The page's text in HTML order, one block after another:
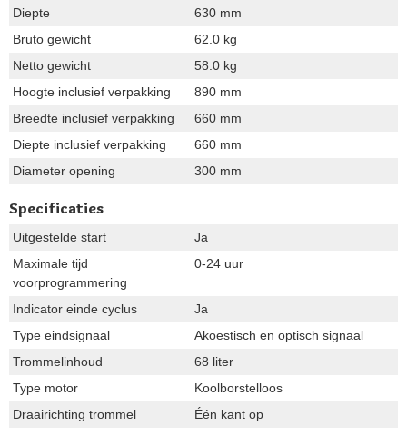
Diepte
630 mm
Bruto gewicht
62.0 kg
Netto gewicht
58.0 kg
Hoogte inclusief verpakking
890 mm
Breedte inclusief verpakking
660 mm
Diepte inclusief verpakking
660 mm
Diameter opening
300 mm
Specificaties
Uitgestelde start
Ja
Maximale tijd
voorprogrammering
0-24 uur
Indicator einde cyclus
Ja
Type eindsignaal
Akoestisch en optisch signaal
Trommelinhoud
68 liter
Type motor
Koolborstelloos
Draairichting trommel
Één kant op